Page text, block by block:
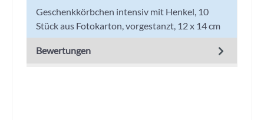
Geschenkkörbchen intensiv mit Henkel, 10
Stück aus Fotokarton, vorgestanzt, 12 x 14 cm
Bewertungen